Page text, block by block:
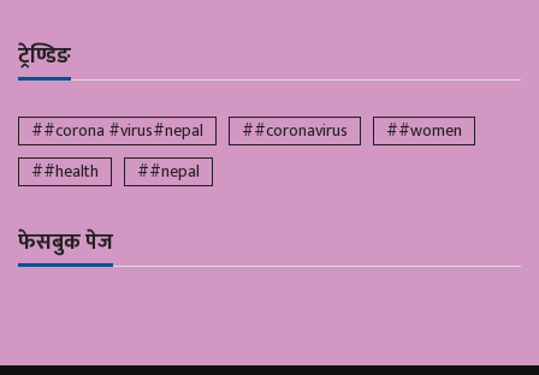
ट्रेण्डिङ
##corona #virus#nepal ##coronavirus
##women
##health
##nepal
फेसबुक पेज